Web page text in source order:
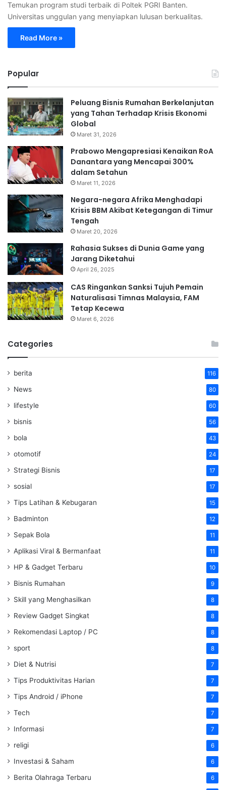
Temukan program studi terbaik di Poltek PGRI Banten.
Universitas unggulan yang menyiapkan lulusan berkualitas.
Read More »
Popular
Peluang Bisnis Rumahan Berkelanjutan
yang Tahan Terhadap Krisis Ekonomi
Global
Maret 31, 2026
Prabowo Mengapresiasi Kenaikan RoA
Danantara yang Mencapai 300%
dalam Setahun
Maret 11, 2026
Negara-negara Afrika Menghadapi
Krisis BBM Akibat Ketegangan di Timur
Tengah
Maret 20, 2026
Rahasia Sukses di Dunia Game yang
Jarang Diketahui
April 26, 2025
CAS Ringankan Sanksi Tujuh Pemain
Naturalisasi Timnas Malaysia, FAM
Tetap Kecewa
Maret 6, 2026
Categories
berita 116
News 80
lifestyle 60
bisnis 56
bola 43
otomotif 24
Strategi Bisnis 17
sosial 17
Tips Latihan & Kebugaran 15
Badminton 12
Sepak Bola 11
Aplikasi Viral & Bermanfaat 11
HP & Gadget Terbaru 10
Bisnis Rumahan 9
Skill yang Menghasilkan 8
Review Gadget Singkat 8
Rekomendasi Laptop / PC 8
sport 8
Diet & Nutrisi 7
Tips Produktivitas Harian 7
Tips Android / iPhone 7
Tech 7
Informasi 7
religi 6
Investasi & Saham 6
Berita Olahraga Terbaru 6